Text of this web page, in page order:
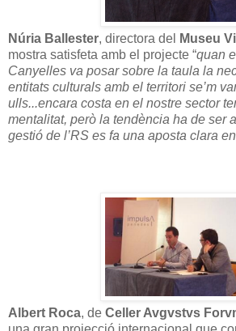
Núria Ballester, directora del Museu
mostra satisfeta amb el projecte “quan
Canyelles va posar sobre la taula la
entitats culturals amb el territori se’m
ulls...encara costa en el nostre sector
mentalitat, però la tendència ha de ser
gestió de l’RS es fa una aposta clara
Albert Roca, de Celler Avgvstvs